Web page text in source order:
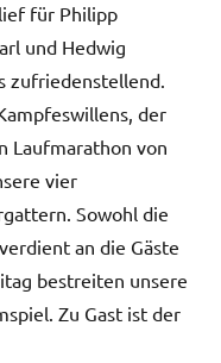
für Philipp
und Hedwig
zufriedenstellend.
der
Laufmarathon von
vier
Sowohl die
an die Gäste
bestreiten unsere
Zu Gast ist der